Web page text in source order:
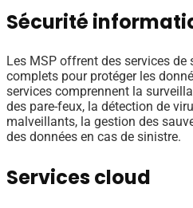
Sécurité
Les MSP offrent des services
complets pour protéger les
services comprennent la
des pare-feux, la détection de
malveillants, la gestion des
des données en cas de sinistre.
Services cloud